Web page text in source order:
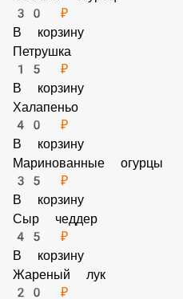
Помидор
30 ₽
В корзину
Свежий огурец
В корзину
Петрушка
15 ₽
Халапеньо
В корзину